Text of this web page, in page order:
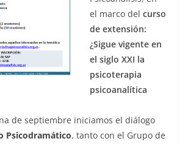
el marco del curso
de extensión:
¿Sigue vigente en
el siglo XXI la
psicoterapia
psicoanalítica
de septiembre iniciamos el diálogo
Psicodramático, tanto con el Grupo de